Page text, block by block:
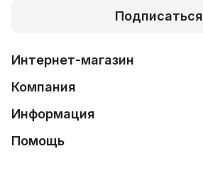
Подписаться
Интернет-магазин
Компания
Информация
Помощь